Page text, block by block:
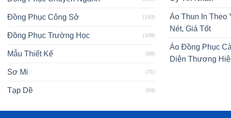
Đồng Phục Công Sở (143)
Đồng Phục Trường Học (108)
Mẫu Thiết Kế (68)
Sơ Mi (71)
Tạp Dề (64)
Áo Thun In Theo
Nét, Giá Tốt
Áo Đồng Phục
Diện Thương